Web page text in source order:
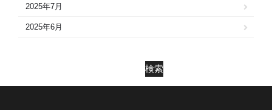
2025年7月
2025年6月
2025年3月
検索